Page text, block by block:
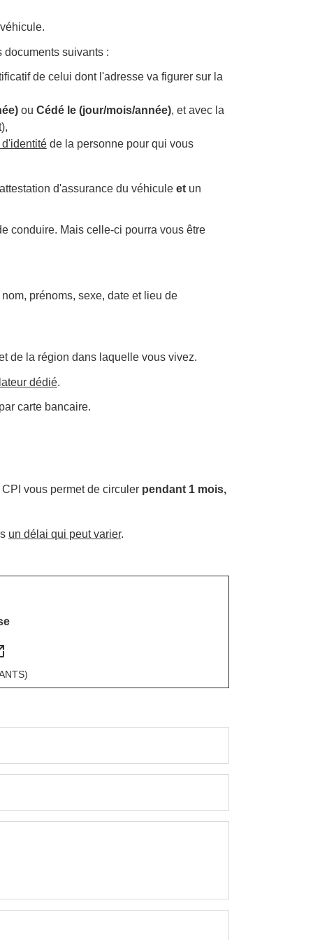
suivants :
de celui dont l'adresse va figurer sur la
ou Cédé le (jour/mois/année), et avec la
d'identitéde la personne pour qui vous
d'assurance du véhicule etun
conduire. Mais celle-ci pourra vous être
prénoms, sexe, date et lieu de
de la région dans laquelle vous vivez.
dédié.
carte bancaire.
vous permet de circuler pendant 1 mois,
un délai qui peut varier.